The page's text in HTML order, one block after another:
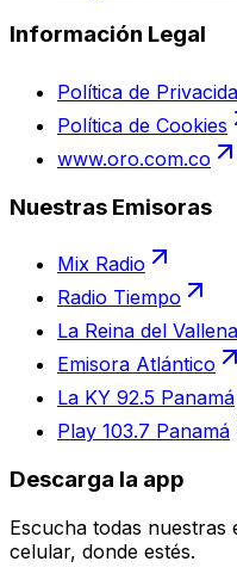
Información Legal
Política de
Política de Cookies
www.oro.com.co
Nuestras Emisoras
Mix Radio
Radio Tiempo
La Reina del
Emisora Atlántico
La KY 92.5 Panamá
Play 103.7 Panamá
Descarga la app
Escucha todas nuestras
celular, donde estés.